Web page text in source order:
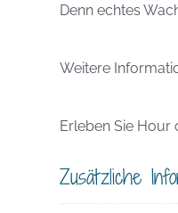
Denn echtes
Weitere
Erleben Sie
Zusätzliche